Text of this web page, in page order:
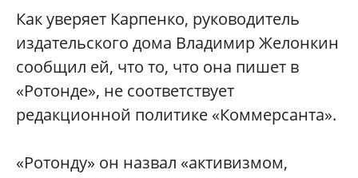
Как уверяет Карпенко, руководитель
издательского дома Владимир Желонкин
сообщил ей, что то, что она пишет в
«Ротонде», не соответствует
редакционной политике «Коммерсанта».
«Ротонду» он назвал «активизмом,